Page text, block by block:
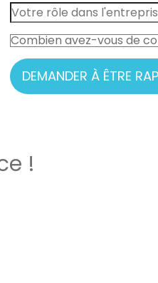
DEMANDER À ÊTRE
!